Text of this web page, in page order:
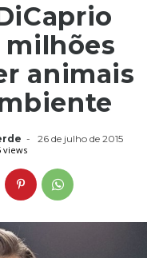
milhões
animais
-
26 de julho de 2015
views